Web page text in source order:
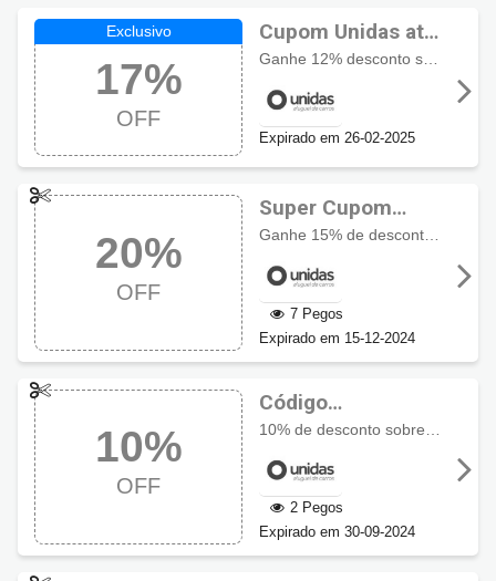
17%
OFF
Cupom Unidas até
17% OFF, Exclusivo
Aqui!
Ganhe 12% desconto sobre a diária dos grupos ( AM e B), demais grupos 10% de desconto. Pagando com pré-pagamento ganhe + 5% desconto.
Expirado em 26-02-2025
20%
OFF
Super Cupom
Unidas até 20% de
desconto
Ganhe 15% de desconto usando cupom e + 5% OFF no pagamento antecipado
7 Pegos
Expirado em 15-12-2024
10%
OFF
Código
promocional
Unidas com 10%
OFF
2 Pegos
Expirado em 30-09-2024